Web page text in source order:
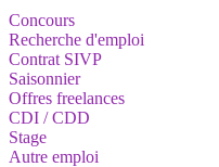
Concours
Recherche d'emploi
Contrat SIVP
Saisonnier
Offres freelances
CDI / CDD
Stage
Autre emploi